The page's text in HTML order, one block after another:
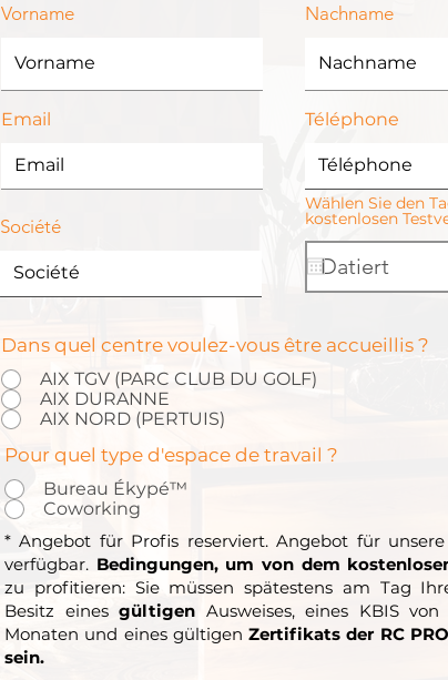
Vorname
Email
Société
Nachname
Téléphone
Wählen Sie den
kostenlosen
Dans quel centre voulez-vous être accueillis ?
AIX TGV (PARC CLUB DU GOLF)
AIX DURANNE
AIX NORD (PERTUIS)
Pour quel type d'espace de travail ?
Bureau Ékypé™
Coworking
* Angebot für Profis reserviert. Angebot für
verfügbar. Bedingungen, um von dem
zu profitieren: Sie müssen spätestens am Tag
Besitz einesgültigen Ausweises, eines KBIS
Monaten und eines gültigenZertifikats der RC
sein.